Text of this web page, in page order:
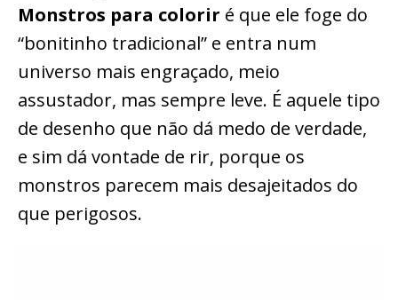
Monstros para colorir é que ele foge do
“bonitinho tradicional” e entra num
universo mais engraçado, meio
assustador, mas sempre leve. É aquele tipo
de desenho que não dá medo de verdade,
e sim dá vontade de rir, porque os
monstros parecem mais desajeitados do
que perigosos.